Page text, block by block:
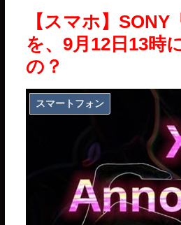
【スマホ】
を、9月12日13時
の？
スマートフォン